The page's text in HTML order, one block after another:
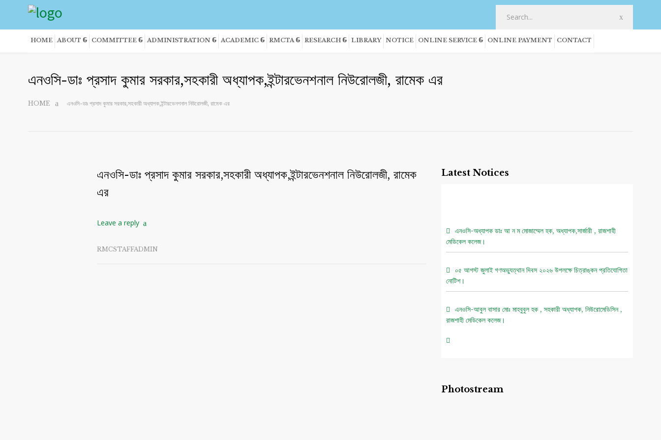
HOME ABOUT COMMITTEE ADMINISTRATION ACADEMIC RMCTA RESEARCH LIBRARY NOTICE ONLINE SERVICE ONLINE PAYMENT CONTACT
এনওসি-ডাঃ প্রসাদ কুমার সরকার,সহকারী অধ্যাপক,ইন্টারভেনশনাল নিউরোলজী, রামেক এর
HOME এনওসি-ডাঃ প্রসাদ কুমার সরকার,সহকারী অধ্যাপক,ইন্টারভেনশনাল নিউরোলজী, রামেক এর
এনওসি-ডাঃ প্রসাদ কুমার সরকার,সহকারী অধ্যাপক,ইন্টারভেনশনাল নিউরোলজী, রামেক
এর
Leave a reply
RMCSTAFFADMIN
Latest Notices
এনওসি-অধ্যাপক ডাঃ আ ন ম মোজাম্মেল হক, অধ্যাপক,সার্জারী , রাজশাহী
মেডিকেল কলেজ।
০৫ আগস্ট জুলাই গণঅভ্যুত্থান দিবস ২০২৬ উপলক্ষে চিত্রাঙ্কন প্রতিযোগিতা
নোটিশ।
এনওসি-আবুল বাসার মোঃ মাহবুবুল হক , সহকারী অধ্যাপক, নিউরোমেডিসিন ,
রাজশাহী মেডিকেল কলেজ।
এনওসি-আবুল বাসার মোঃ মাহাবুল হক, সহকারী অধ্যাপক, নিউরোমেডিসিন ,
Photostream